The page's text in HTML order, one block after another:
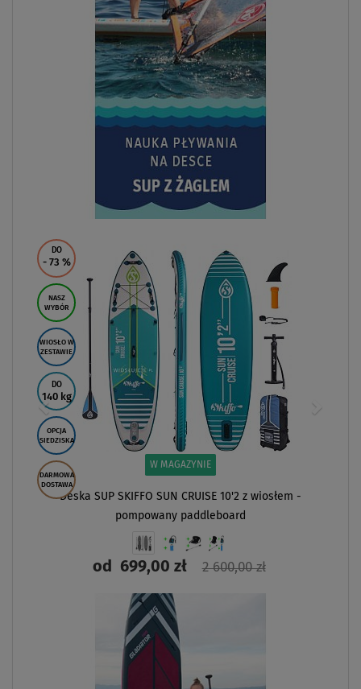
DO
- 73 %
NASZ
WYBÓR
WIOSŁO W
ZESTAWIE
DO
140 kg
OPCJA
SIEDZISKA
DARMOWA
DOSTAWA
W MAGAZYNIE
Deska SUP SKIFFO SUN CRUISE 10'2 z wiosłem -
pompowany paddleboard
od 699,00 zł 2 600,00 zł
ZOBACZ